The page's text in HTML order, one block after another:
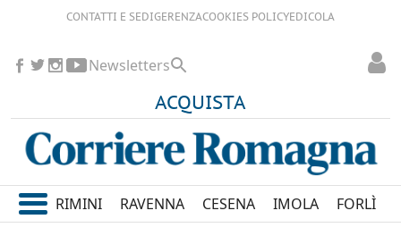
CONTATTI E SEDIGERENZACOOKIES POLICYEDICOLA
ACQUISTA
Newsletters
RIMINI RAVENNA CESENA IMOLA FORLÌ